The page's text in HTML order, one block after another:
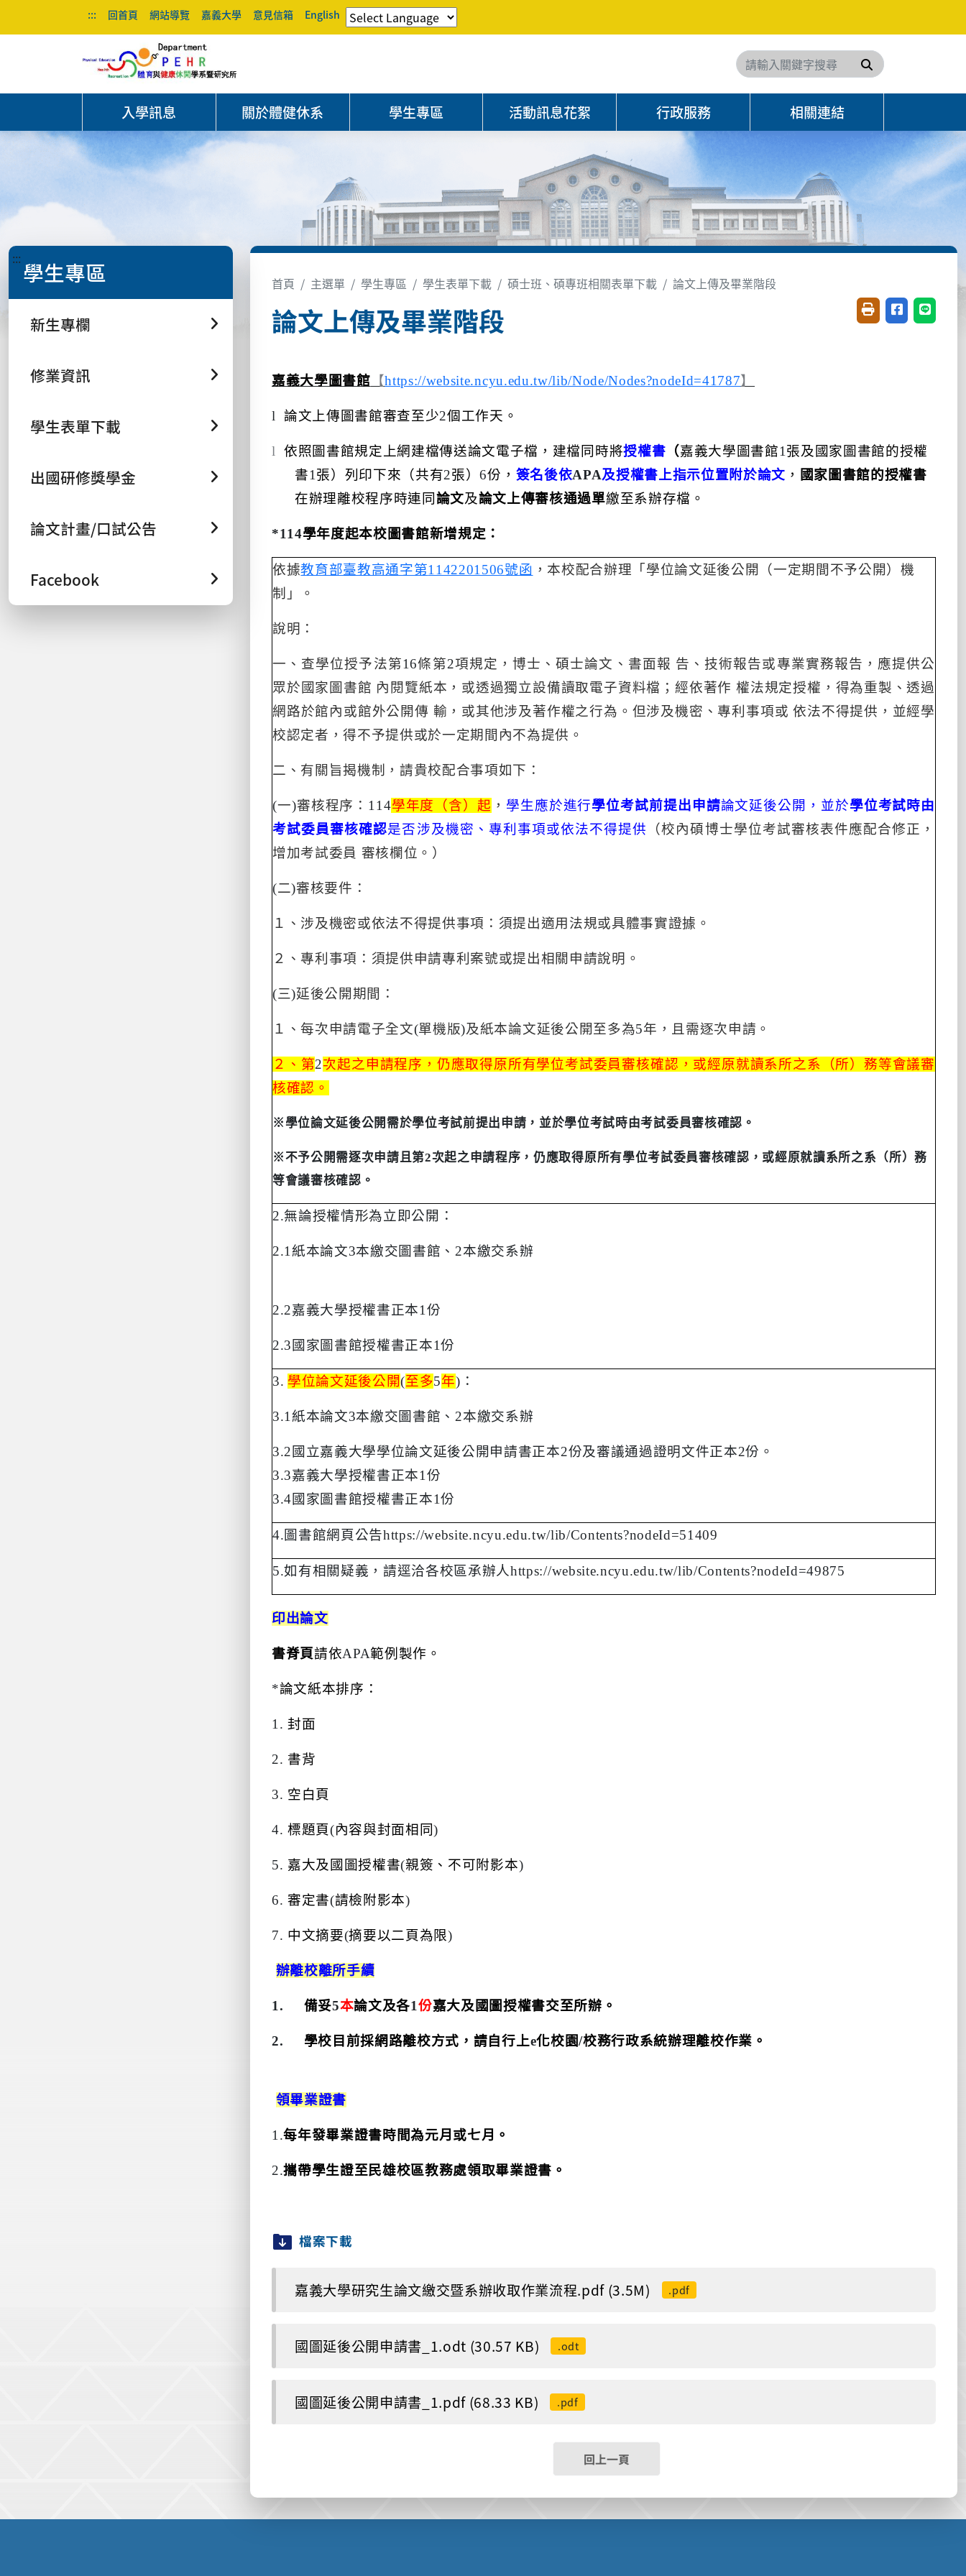
::: 回首頁 網站導覽 嘉義大學 意見信箱 English
搜尋
入學訊息 關於體健休系 學生專區 活動訊息花絮 行政服務 相關連結
::: 學生專區
新生專欄
修業資訊
學生表單下載
出國研修獎學金
論文計畫/口試公告
Facebook
首頁 主選單 學生專區 學生表單下載 碩士班、碩專班相關表單下載 論文上傳及畢業階段
論文上傳及畢業階段 友善列印(開新視窗)
分享至臉書(
分享至
嘉義大學圖書館 【https://website.ncyu.edu.tw/lib/Node/Nodes?nodeId=41787】
l 論文上傳圖書館審查至少2個工作天。
l 依照圖書館規定上網建檔傳送論文電子檔，建檔同時將授權書 （嘉義大學圖書館1 張及國家圖書館的授權
書1 張）列印下來（共有2張）6份， 簽名後依APA及授權書上指示位置附於論文 ， 國家圖書館的授權書
在辦理離校程序時連同論文及論文上傳審核通過單繳至系辦存檔。
*114學年度起本校圖書館新增規定：
依據教育部臺教高通字第1142201506號函 ，本校配合辦理「學位論文延後公開（一定期間不予公開）機
制」。
說明：
一、查學位授予法第16條第2項規定，博士、碩士論文、書面報 告、技術報告或專業實務報告，應提供公
眾於國家圖書館 內閱覽紙本，或透過獨立設備讀取電子資料檔；經依著作 權法規定授權，得為重製、透過
網路於館內或館外公開傳 輸，或其他涉及著作權之行為。但涉及機密、專利事項或 依法不得提供，並經學
校認定者，得不予提供或於一定期間內不為提供。
二、有關旨揭機制，請貴校配合事項如下：
(一)審核程序： 114學年度（含）起 ， 學生應於進行學位考試前提出申請論文延後公開，並於學位考試時由
考試委員審核確認是否涉及機密、專利事項或依法不得提供
（校內碩博士學位考試審核表件應配合修正，
增加考試委員 審核欄位。）
(二)審核要件：
１、涉及機密或依法不得提供事項：須提出適用法規或具體事實證據。
２、專利事項：須提供申請專利案號或提出相關申請說明。
(三)延後公開期間：
１、每次申請電子全文(單機版)及紙本論文延後公開至多為5年，且需逐次申請。
２、第2次起之申請程序，仍應取得原所有學位考試委員審核確認，或經原就讀系所之系（所）務等會議審
核確認。
※學位論文延後公開需於學位考試前提出申請，並於學位考試時由考試委員審核確認。
※不予公開需逐次申請且第2次起之申請程序，仍應取得原所有學位考試委員審核確認，或經原就讀系所之系（所）務
等會議審核確認。
2.無論授權情形為立即公開：
2.1紙本論文3本繳交圖書館、 2本繳交系辦
2.2嘉義大學授權書正本1 份
2.3 國家圖書館授權書正本1份
3. 學位論文延後公開(至多5年) ：
3.1紙本論文3本繳交圖書館、 2本繳交系辦
3.2 國立嘉義大學學位論文延後公開申請書正本2份及審議通過證明文件正本2份。
3.3嘉義大學授權書正本1 份
3.4國家圖書館授權書正本1份
4.圖書館網頁公告https://website.ncyu.edu.tw/lib/Contents?nodeId=51409
5.如有相關疑義，請逕洽各校區承辦人https://website.ncyu.edu.tw/lib/Contents?nodeId=49875
印出論文
書脊頁請依APA範例製作。
*論文紙本排序：
1.封面
2. 書背
3. 空白頁
4.標題頁(內容與封面相同)
5. 嘉大及國圖授權書(親簽、不可附影本)
6.審定書(請檢附影本)
7. 中文摘要(摘要以二頁為限)
辦離校離所手續
1. 備妥5本論文及各1份嘉大及國圖授權書交至所辦。
2. 學校目前採網路離校方式，請自行上e化校園/校務行政系統辦理離校作業。
領畢業證書
1 .每年發畢業證書時間為元月或七月。
2.攜帶學生證至民雄校區教務處領取畢業證書。
檔案下載
嘉義大學研究生論文繳交暨系辦收取作業流程.pdf (3.5M) .pdf
國圖延後公開申請書_1.odt (30.57 KB) .odt
國圖延後公開申請書_1.pdf (68.33 KB) .pdf
回上一頁